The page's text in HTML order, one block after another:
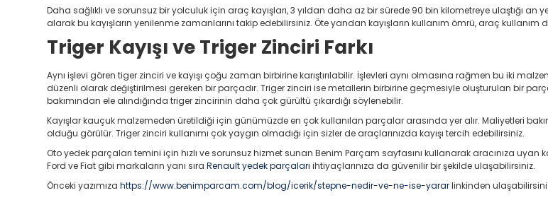
Daha sağlıklı ve sorunsuz bir yolculuk için araç kayışları, 3 yıldan daha az bir sürede 90 bin kilometreye ulaştığı
alarak bu kayışların yenilenme zamanlarını takip edebilirsiniz. Öte yandan kayışların kullanım ömrü, araç
Triger Kayışı ve Triger Zinciri Farkı
Aynı işlevi gören tiger zinciri ve kayışı çoğu zaman birbirine karıştırılabilir. İşlevleri aynı olmasına rağmen bu iki
düzenli olarak değiştirilmesi gereken bir parçadır. Triger zinciri ise metallerin birbirine geçmesiyle oluşturulan bir
bakımından ele alındığında triger zincirinin daha çok gürültü çıkardığı söylenebilir.
Kayışlar kauçuk malzemeden üretildiği için günümüzde en çok kullanılan parçalar arasında yer alır. Maliyetleri
olduğu görülür. Triger zinciri kullanımı çok yaygın olmadığı için sizler de araçlarınızda kayışı tercih edebilirsiniz.
Oto yedek parçaları temini için hızlı ve sorunsuz hizmet sunan Benim Parçam sayfasını kullanarak aracınıza uyan
Ford ve Fiat gibi markaların yanı sıra Renault yedek parçaları ihtiyaçlarınıza da güvenilir bir şekilde ulaşabilirsiniz.
Önceki yazımıza https://www.benimparcam.com/blog/icerik/stepne-nedir-ve-ne-ise-yararlinkinden